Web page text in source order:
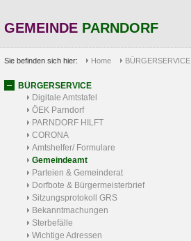
GEMEINDE PARNDORF
Sie befinden sich hier: Home BÜRGERSERVICE
BÜRGERSERVICE
Digitale Amtstafel
ÖEK Parndorf
PARNDORF HILFT
CORONA
Amtshelfer/ Formulare
Gemeindeamt
Parteien & Gemeinderat
Dorfbote & Bürgermeisterbrief
Sitzungsprotokoll GRS
Bekanntmachungen
Sterbefälle
Wichtige Adressen